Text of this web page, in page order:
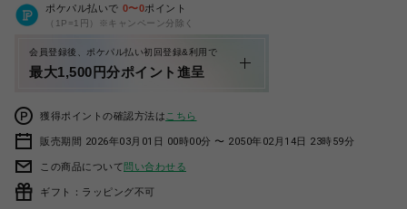
ポケパル払いで 0〜0ポイント
（1P=1円）※キャンペーン分除く
会員登録後、ポケパル払い初回登録&利用で
最大1,500円分ポイント進呈
獲得ポイントの確認方法は こちら
販売期間 2026年03月01日 00時00分 〜 2050年02月14日 23時59分
この商品について問い合わせる
ギフト：ラッピング不可